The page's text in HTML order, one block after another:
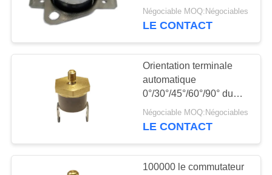
PRIVACY
POLICY
Commutateur
électrique de bouton
poussoir
24
pour le contrôle de
température, parenthèse
Négociable MOQ:Négociables
LE CONTACT
Orientation terminale
automatique
0°/30°/45°/60°/90° du
thermostat T24-HR2-PB
de remise de C.C 500V
Négociable MOQ:Négociables
LE CONTACT
100000 le commutateur